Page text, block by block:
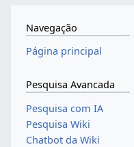
Navegação
Página principal
Pesquisa Avancada
Pesquisa com IA
Pesquisa Wiki
Chatbot da Wiki